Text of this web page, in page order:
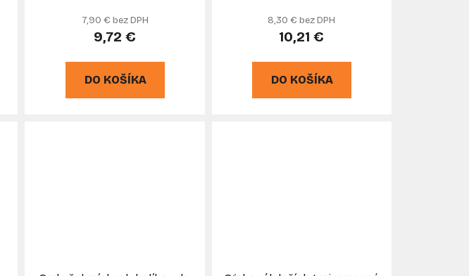
7,90 € bez DPH
9,72 €
DO KOŠÍKA
8,30 € bez DPH
10,21 €
DO KOŠÍKA